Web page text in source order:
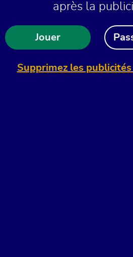
après la
Supprimez les
Jouer